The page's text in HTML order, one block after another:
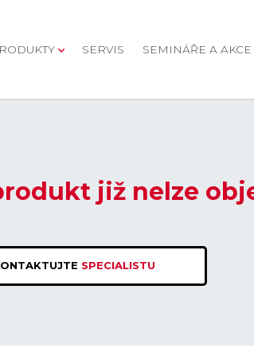
SERVIS SEMINÁŘE A AKCE
již nelze
SPECIALISTU